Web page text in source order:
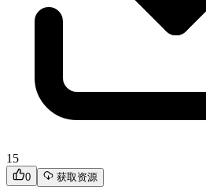
15
0 获取资源